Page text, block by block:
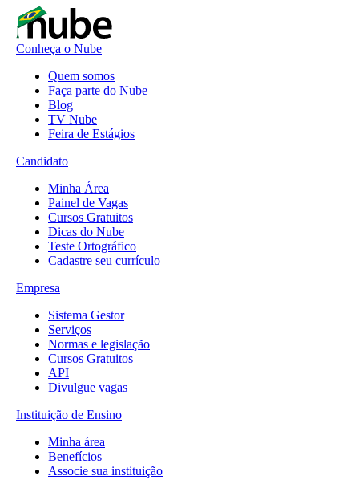
Conheça o Nube
Quem somos
Faça parte do Nube
Blog
TV Nube
Feira de Estágios
Candidato
Minha Área
Painel de Vagas
Cursos Gratuitos
Dicas do Nube
Teste Ortográfico
Cadastre seu currículo
Empresa
Sistema Gestor
Serviços
Normas e legislação
Cursos Gratuitos
API
Divulgue vagas
Instituição de Ensino
Minha área
Benefícios
Associe sua instituição